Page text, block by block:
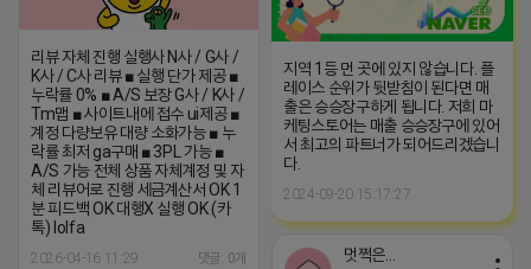
리뷰 자체 진행 실행사 N사 / G사 /
K사 / C사 리뷰 ■ 실행 단가 제공 ■
누락률 0% ■ A/S 보장 G사 / K사 /
Tm맵 ■ 사이트내에 접수 ui제공 ■
계정 다량보유 대량 소화가능 ■ 누
락률 최저 ga구매 ■ 3PL 가능 ■
A/S 가능 전체 상품 자체계정 및 자
체 리뷰어로 진행 세금계산서 OK 1
분 피드백 OK 대행X 실행 OK (카
톡) lolfa
2026-04-16 11:29 댓글: 0개
지역 1등 먼 곳에 있지 않습니다. 플
레이스 순위가 뒷받침이 된다면 매
출은 승승장구하게 됩니다. 저희 마
케팅스토어는 매출 승승장구에 있어
서 최고의 파트너가 되어드리겠습니
다.
2024-09-20 15:17:27
멋쩍은 튜브